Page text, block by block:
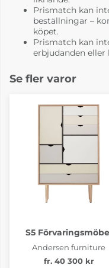
Prismatch kan
beställningar –
köpet.
Prismatch kan
erbjudanden eller
Se fler varor
S5
Andersen furniture
fr. 40 300 kr